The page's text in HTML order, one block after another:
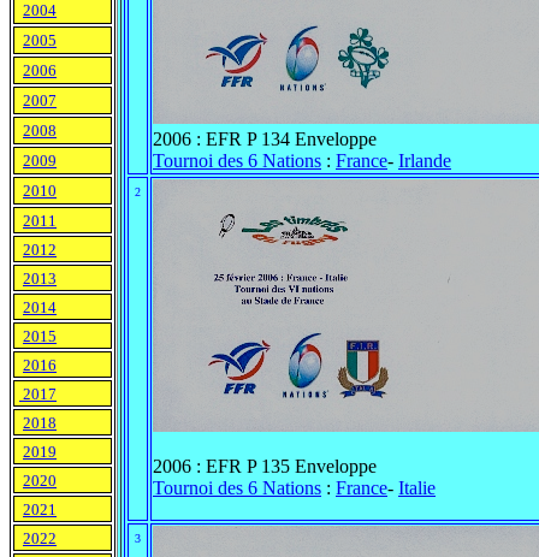
2006 : EFR P 134 Enveloppe
Tournoi des 6 Nations : France- Irlande
2
2006 : EFR P 135 Enveloppe
Tournoi des 6 Nations : France- Italie
3
2004
2005
2006
2007
2008
2009
2010
2011
2012
2013
2014
2015
2016
2017
2018
2019
2020
2021
2022